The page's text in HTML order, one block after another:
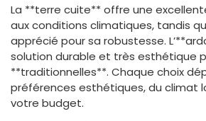
La **terre cuite** offre une
aux conditions climatiques, tandis
apprécié pour sa robustesse.
solution durable et très esthétique
**traditionnelles**. Chaque choix
préférences esthétiques, du climat
votre budget.